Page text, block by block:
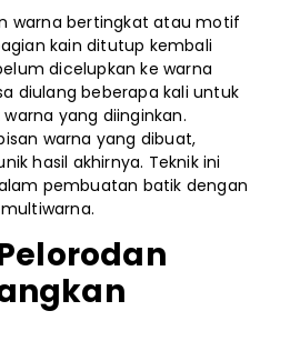
warna bertingkat atau motif
kain ditutup kembali
dicelupkan ke warna
diulang beberapa kali untuk
yang diinginkan.
warna yang dibuat,
hasil akhirnya. Teknik ini
pembuatan batik dengan